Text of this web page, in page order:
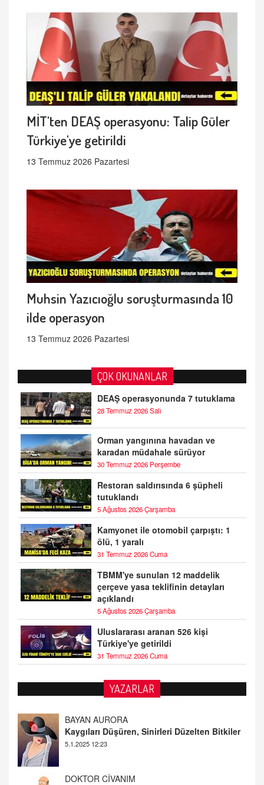
MİT'ten DEAŞ operasyonu: Talip Güler
Türkiye'ye getirildi
13 Temmuz 2026 Pazartesi
Muhsin Yazıcıoğlu soruşturmasında 10
ilde operasyon
13 Temmuz 2026 Pazartesi
ÇOK OKUNANLAR
DEAŞ operasyonunda 7 tutuklama
28 Temmuz 2026 Salı
Orman yangınına havadan ve
karadan müdahale sürüyor
30 Temmuz 2026 Perşembe
Restoran saldırısında 6 şüpheli
tutuklandı
5 Ağustos 2026 Çarşamba
Kamyonet ile otomobil çarpıştı: 1
ölü, 1 yaralı
31 Temmuz 2026 Cuma
TBMM'ye sunulan 12 maddelik
çerçeve yasa teklifinin detayları
açıklandı
5 Ağustos 2026 Çarşamba
Uluslararası aranan 526 kişi
Türkiye'ye getirildi
31 Temmuz 2026 Cuma
YAZARLAR
DOKTOR CİVANIM
Mastürbasyon ve Tatmin: Bir Keşif Yolculuğu
13.11.2024 22:51
ALİ EFENDİ